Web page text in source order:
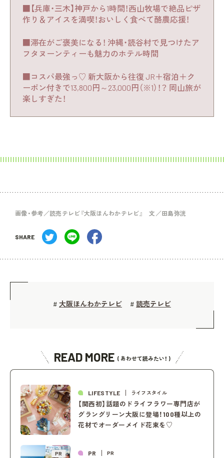
■【兵庫・三木】神戸から1時間！西山牧場で絶品ピザ
作り＆アイスを満喫！おいしく食べて酪農応援！
■滞在がご褒美になる！ 沖縄・読谷村で見つけたア
フタヌーンティーも魅力のホテル時間
■コスパ最強っ♡ 新大阪から往復 JR＋宿泊＋ク
ーポン付きで13,800円～23,000円（※1）！？ 岡山旅が
楽しすぎた！
画像・参考／読売テレビ『大阪ほんわかテレビ』 文／田島弥洸
SHARE
# 大阪ほんわかテレビ # 読売テレビ
READ MORE ( あわせて読みたい！ )
LIFESTYLE ライフスタイル
【関西初】話題のドライフラワー専門店が
グラングリーン大阪に登場！100種以上の
花材でオーダーメイド花束を♡
PR PR PR